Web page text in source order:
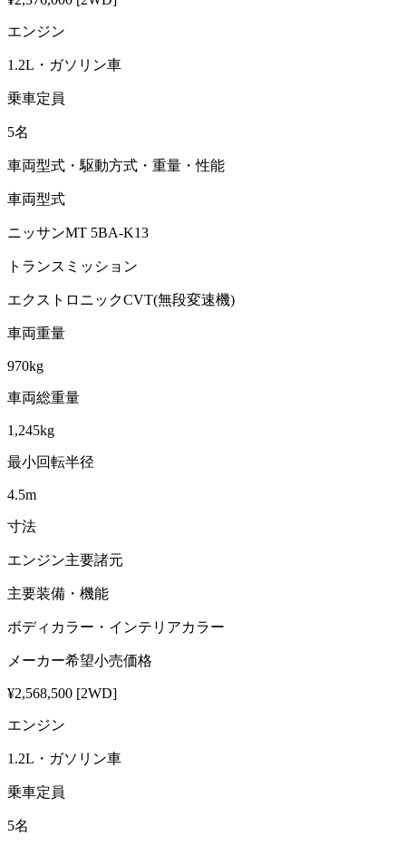
エンジン
1.2L・ガソリン車
乗車定員
5名
車両型式・駆動方式・重量・性能
車両型式
ニッサンMT 5BA-K13
トランスミッション
エクストロニックCVT(無段変速機)
車両重量
970kg
車両総重量
1,245kg
最小回転半径
4.5m
寸法
エンジン主要諸元
主要装備・機能
ボディカラー・インテリアカラー
メーカー希望小売価格
¥2,568,500 [2WD]
エンジン
1.2L・ガソリン車
乗車定員
5名